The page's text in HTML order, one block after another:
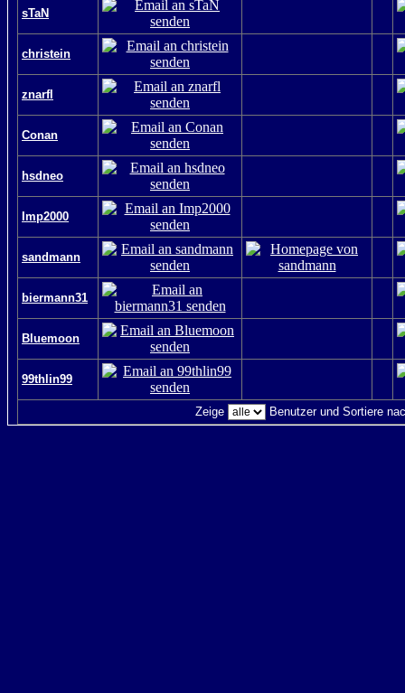
sTaN
christein
znarfl
Conan
hsdneo
Imp2000
sandmann
biermann31
Bluemoon
99thlin99
Zeige Benutzer und Sortiere